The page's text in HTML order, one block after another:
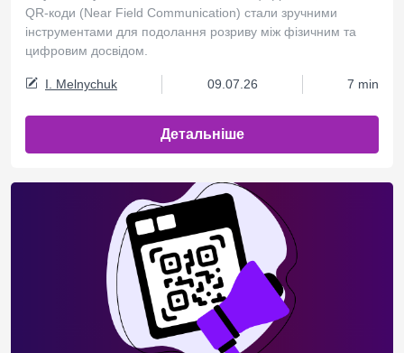
QR-коди (Near Field Communication) стали зручними
інструментами для подолання розриву між фізичним та
цифровим досвідом.
I. Melnychuk 09.07.26 7 min
Детальніше